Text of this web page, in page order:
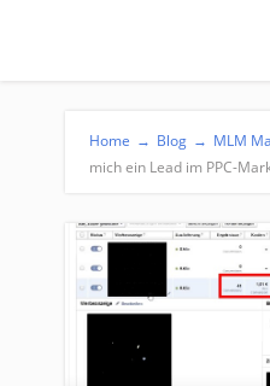
Home → Blog → MLM
mich ein Lead im PPC-